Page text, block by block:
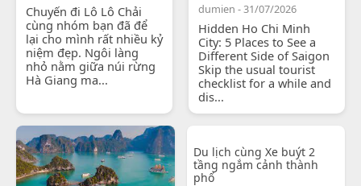
Chuyến đi Lô Lô Chải
cùng nhóm bạn đã để
lại cho mình rất nhiều kỷ
niệm đẹp. Ngôi làng
nhỏ nằm giữa núi rừng
Hà Giang ma...
dumien - 31/07/2026
Hidden Ho Chi Minh
City: 5 Places to See a
Different Side of Saigon
Skip the usual tourist
checklist for a while and
dis...
Du lịch cùng Xe buýt 2
tầng ngắm cảnh thành
phố